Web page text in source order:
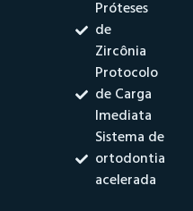
Próteses
de
Zircônia
Protocolo
de Carga
Imediata
Sistema de
ortodontia
acelerada